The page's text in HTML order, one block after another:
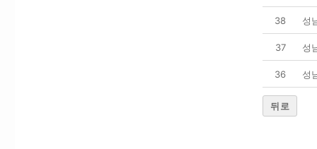
38 성
37 성
36 성
뒤로